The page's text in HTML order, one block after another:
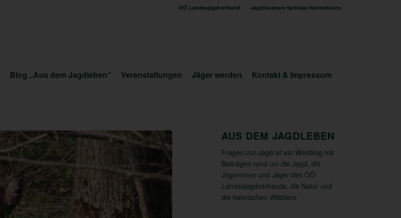
OÖ Landesjagdverband Jagdmuseum Schloss Hohenbrunn
Blog „Aus dem Jagdleben“ Veranstaltungen Jäger werden Kontakt & Impressum
AUS DEM JAGDLEBEN
Fragen-zur-Jagd ist ein Webblog mit
Beiträgen rund um die Jagd, die
Jägerinnen und Jäger des OÖ
Landesjagdverbands, die Natur und
die heimischen Wildtiere.